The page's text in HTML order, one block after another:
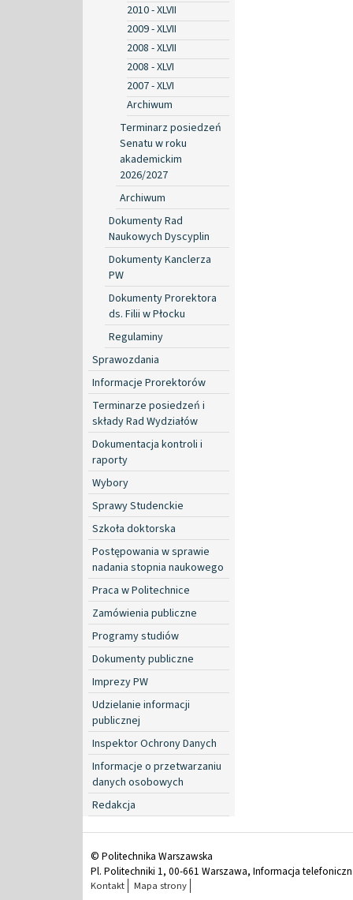
2010 - XLVII
2009 - XLVII
2008 - XLVII
2008 - XLVI
2007 - XLVI
Archiwum
Terminarz posiedzeń
Senatu w roku
akademickim
2026/2027
Archiwum
Dokumenty Rad
Naukowych Dyscyplin
Dokumenty Kanclerza
PW
Dokumenty Prorektora
ds. Filii w Płocku
Regulaminy
Sprawozdania
Informacje Prorektorów
Terminarze posiedzeń i
składy Rad Wydziałów
Dokumentacja kontroli i
raporty
Wybory
Sprawy Studenckie
Szkoła doktorska
Postępowania w sprawie
nadania stopnia naukowego
Praca w Politechnice
Zamówienia publiczne
Programy studiów
Dokumenty publiczne
Imprezy PW
Udzielanie informacji
publicznej
Inspektor Ochrony Danych
Informacje o przetwarzaniu
danych osobowych
Redakcja
© Politechnika Warszawska
Pl. Politechniki 1, 00-661 Warszawa, Informacja
Kontakt Mapa strony